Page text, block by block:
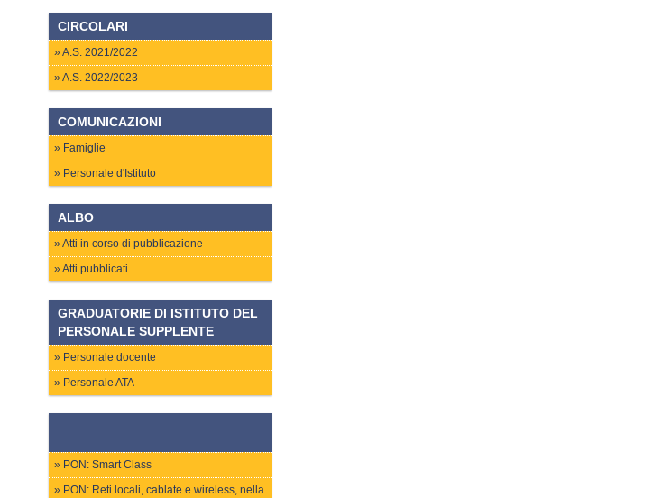
CIRCOLARI
A.S. 2021/2022
A.S. 2022/2023
COMUNICAZIONI
Famiglie
Personale d'Istituto
ALBO
Atti in corso di pubblicazione
Atti pubblicati
GRADUATORIE DI ISTITUTO DEL
PERSONALE SUPPLENTE
Personale docente
Personale ATA
PON: Smart Class
PON: Reti locali, cablate e wireless, nella